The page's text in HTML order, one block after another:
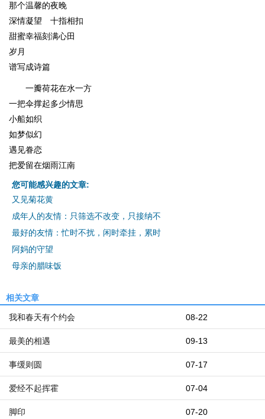
那个温馨的夜晚
深情凝望 十指相扣
甜蜜幸福刻满心田
岁月
谱写成诗篇
一瓣荷花在水一方
一把伞撑起多少情思
小船如织
如梦似幻
遇见眷恋
把爱留在烟雨江南
您可能感兴趣的文章:
又见菊花黄
成年人的友情：只筛选不改变，只接纳不
最好的友情：忙时不扰，闲时牵挂，累时
阿妈的守望
母亲的腊味饭
相关文章
08-22
我和春天有个约会
09-13
最美的相遇
07-17
事缓则圆
07-04
爱经不起挥霍
07-20
脚印